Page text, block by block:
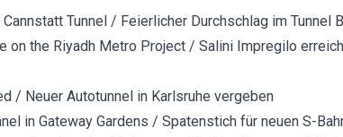
Tunnel / Feierlicher Durchschlag im Tunnel
on the Riyadh Metro Project / Salini Impregilo
/ Neuer Autotunnel in Karlsruhe vergeben
in Gateway Gardens / Spatenstich für neuen S-